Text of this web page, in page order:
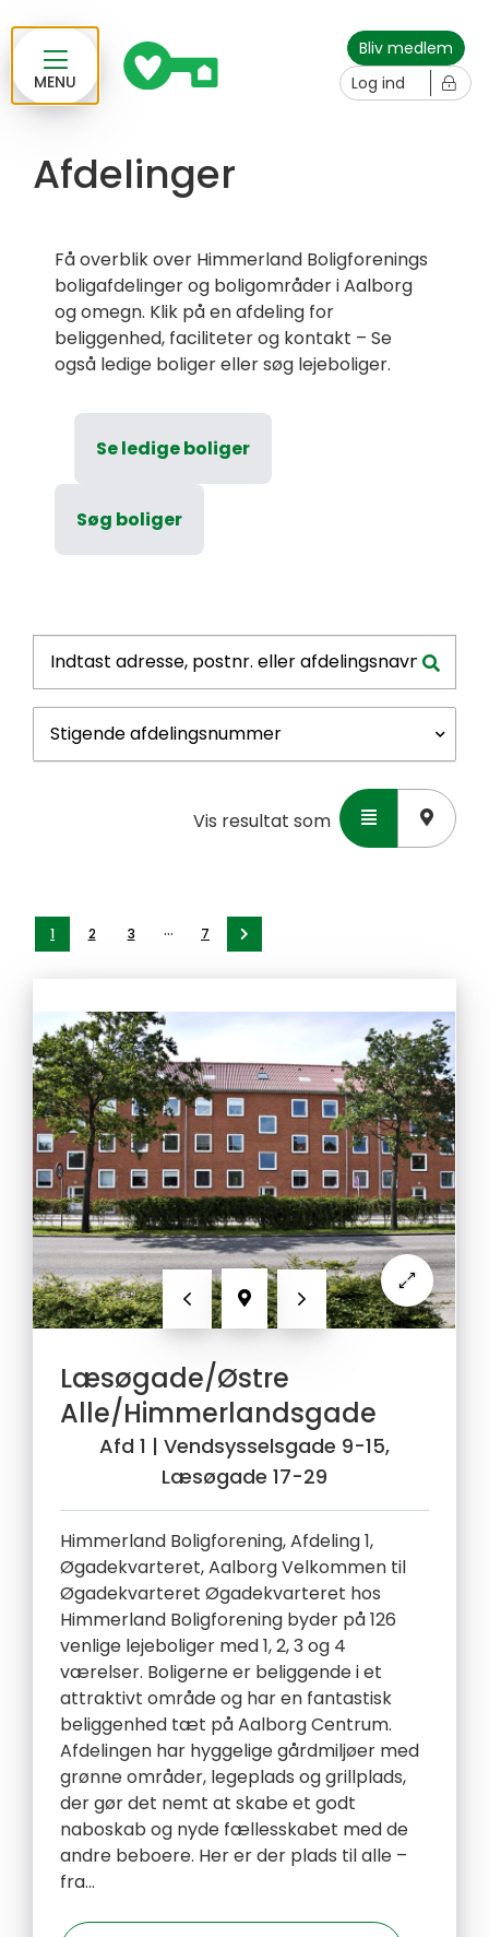
MENU
Bliv medlem
Log ind
Afdelinger
Få overblik over Himmerland Boligforenings
boligafdelinger og boligområder i Aalborg
og omegn. Klik på en afdeling for
beliggenhed, faciliteter og kontakt – Se
også ledige boliger eller søg lejeboliger.
Se ledige boliger
Søg boliger
Vis resultat som
1 2 3 ... 7
Forrige Næste
Læsøgade/Østre
Alle/Himmerlandsgade
Afd 1 | Vendsysselsgade 9-15,
Læsøgade 17-29
Himmerland Boligforening, Afdeling 1,
Øgadekvarteret, Aalborg Velkommen til
Øgadekvarteret Øgadekvarteret hos
Himmerland Boligforening byder på 126
venlige lejeboliger med 1, 2, 3 og 4
værelser. Boligerne er beliggende i et
attraktivt område og har en fantastisk
beliggenhed tæt på Aalborg Centrum.
Afdelingen har hyggelige gårdmiljøer med
grønne områder, legeplads og grillplads,
der gør det nemt at skabe et godt
naboskab og nyde fællesskabet med de
andre beboere. Her er der plads til alle –
fra...